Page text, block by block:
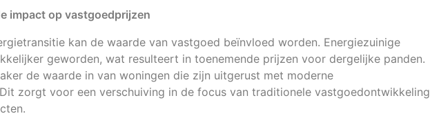
impact op vastgoedprijzen
kan de waarde van vastgoed beïnvloed worden. Energiezuinige
geworden, wat resulteert in toenemende prijzen voor dergelijke panden.
de waarde in van woningen die zijn uitgerust met moderne
zorgt voor een verschuiving in de focus van traditionele vastgoedontwikkeling